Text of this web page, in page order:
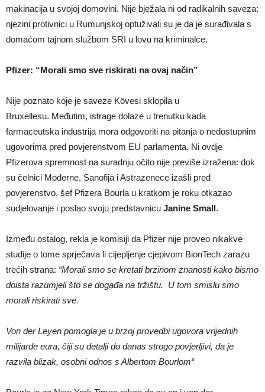
makinacija u svojoj domovini. Nije bježala ni od radikalnih saveza:
njezini protivnici u Rumunjskoj optuživali su je da je surađivala s
domaćom tajnom službom SRI u lovu na kriminalce.
Pfizer: “Morali smo sve riskirati na ovaj način”
Nije poznato koje je saveze Kövesi sklopila u
Bruxellesu. Međutim, istrage dolaze u trenutku kada
farmaceutska industrija mora odgovoriti na pitanja o nedostupnim
ugovorima pred povjerenstvom EU parlamenta. Ni ovdje
Pfizerova spremnost na suradnju očito nije previše izražena: dok
su čelnici Moderne, Sanofija i Astrazenece izašli pred
povjerenstvo, šef Pfizera Bourla u kratkom je roku otkazao
sudjelovanje i poslao svoju predstavnicu Janine Small.
Između ostalog, rekla je komisiji da Pfizer nije proveo nikakve
studije o tome sprječava li cijepljenje cjepivom BionTech zarazu
trećih strana: “Morali smo se kretati brzinom znanosti kako bismo
doista razumjeli što se događa na tržištu. U tom smislu smo
morali riskirati sve.
Von der Leyen pomogla je u brzoj provedbi ugovora vrijednih
milijarde eura, čiji su detalji do danas strogo povjerljivi, da je
razvila blizak, osobni odnos s Albertom Bourlom“